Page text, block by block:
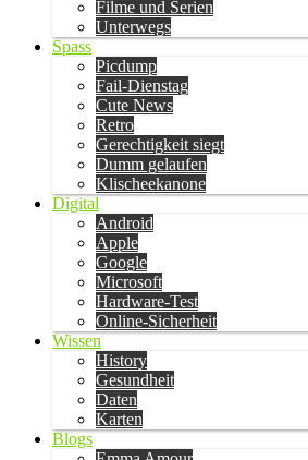
Filme und Serien
Unterwegs
Spass
Picdump
Fail-Dienstag
Cute News
Retro
Gerechtigkeit siegt
Dumm gelaufen
Klischeekanone
Digital
Android
Apple
Google
Microsoft
Hardware-Test
Online-Sicherheit
Wissen
History
Gesundheit
Daten
Karten
Blogs